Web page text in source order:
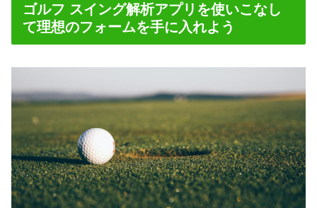
ゴルフ スイング解析アプリを使いこなし
て理想のフォームを手に入れよう